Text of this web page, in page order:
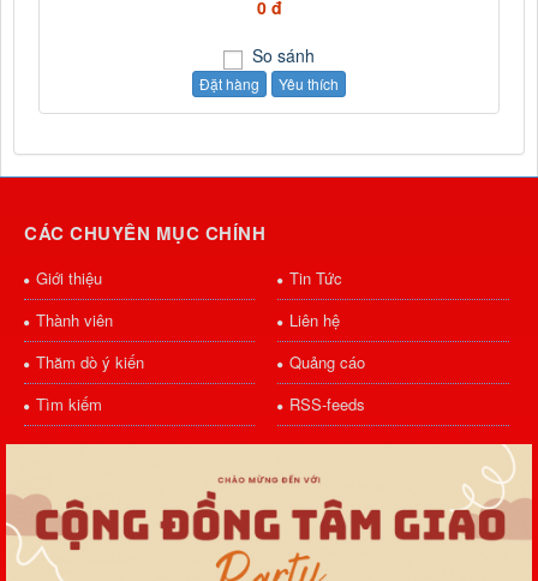
0 đ
So sánh
Đặt hàng Yêu thích
CÁC CHUYÊN MỤC CHÍNH
Giới thiệu
Tin Tức
Thành viên
Liên hệ
Thăm dò ý kiến
Quảng cáo
Tìm kiếm
RSS-feeds